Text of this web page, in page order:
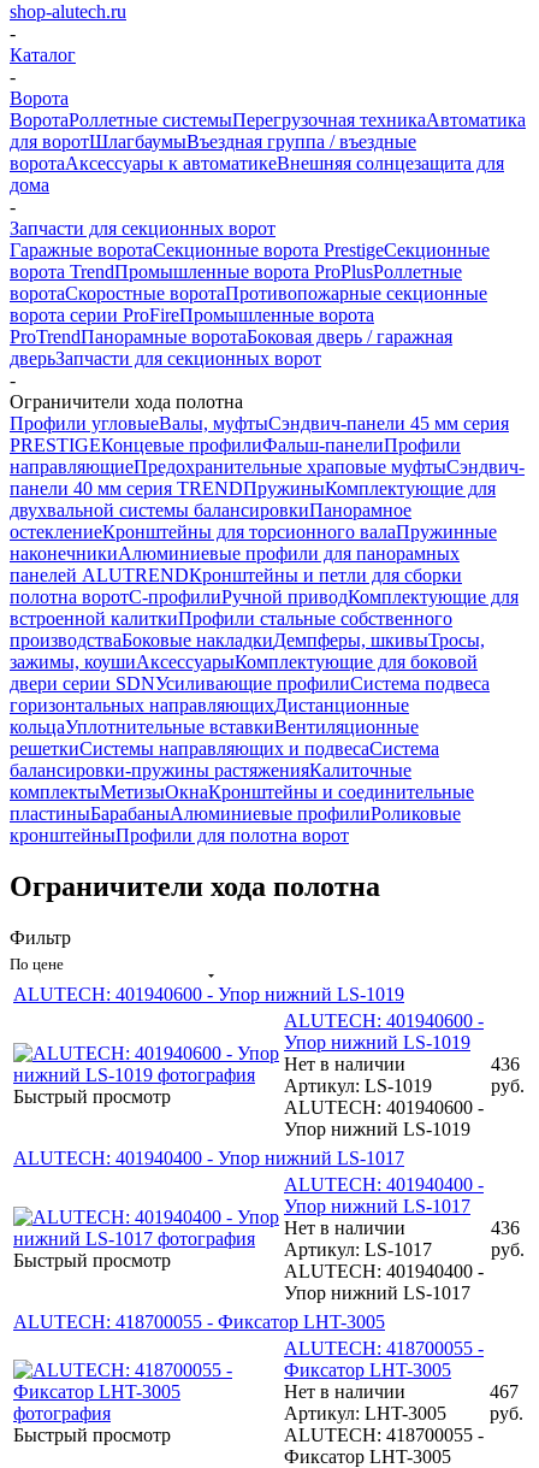
shop-alutech.ru
-
Каталог
-
Ворота
ВоротаРоллетные системыПерегрузочная техникаАвтоматика
для воротШлагбаумыВъездная группа / въездные
воротаАксессуары к автоматикеВнешняя солнцезащита для
дома
-
Запчасти для секционных ворот
Гаражные воротаСекционные ворота PrestigeСекционные
ворота TrendПромышленные ворота ProPlusРоллетные
воротаСкоростные воротаПротивопожарные секционные
ворота серии ProFireПромышленные ворота
ProTrendПанорамные воротаБоковая дверь / гаражная
дверьЗапчасти для секционных ворот
-
Ограничители хода полотна
Профили угловыеВалы, муфтыСэндвич-панели 45 мм серия
PRESTIGEКонцевые профилиФальш-панелиПрофили
направляющиеПредохранительные храповые муфтыСэндвич-
панели 40 мм серия TRENDПружиныКомплектующие для
двухвальной системы балансировкиПанорамное
остеклениеКронштейны для торсионного валаПружинные
наконечникиАлюминиевые профили для панорамных
панелей ALUTRENDКронштейны и петли для сборки
полотна воротС-профилиРучной приводКомплектующие для
встроенной калиткиПрофили стальные собственного
производстваБоковые накладкиДемпферы, шкивыТросы,
зажимы, коушиАксессуарыКомплектующие для боковой
двери серии SDNУсиливающие профилиСистема подвеса
горизонтальных направляющихДистанционные
кольцаУплотнительные вставкиВентиляционные
решеткиСистемы направляющих и подвесаСистема
балансировки-пружины растяженияКалиточные
комплектыМетизыОкнаКронштейны и соединительные
пластиныБарабаныАлюминиевые профилиРоликовые
кронштейныПрофили для полотна ворот
Ограничители хода полотна
Фильтр
По цене
ALUTECH: 401940600 - Упор нижний LS-1019
Быстрый просмотр
ALUTECH: 401940600 -
Упор нижний LS-1019
Нет в наличии
Артикул: LS-1019
ALUTECH: 401940600 -
Упор нижний LS-1019
436
руб.
ALUTECH: 401940400 - Упор нижний LS-1017
Быстрый просмотр
ALUTECH: 401940400 -
Упор нижний LS-1017
Нет в наличии
Артикул: LS-1017
ALUTECH: 401940400 -
Упор нижний LS-1017
436
руб.
ALUTECH: 418700055 - Фиксатор LHT-3005
Быстрый просмотр
ALUTECH: 418700055 -
Фиксатор LHT-3005
Нет в наличии
Артикул: LHT-3005
ALUTECH: 418700055 -
Фиксатор LHT-3005
467
руб.